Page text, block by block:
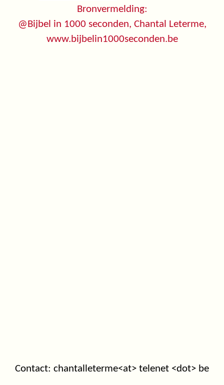
Bronvermelding:
@Bijbel in 1000 seconden, Chantal Leterme,
www.bijbelin1000seconden.be
Contact: chantalleterme<at> telenet <dot> be